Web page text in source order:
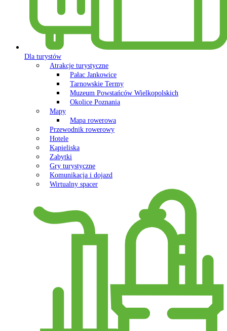
Dla turystów
Atrakcje turystyczne
Pałac Jankowice
Tarnowskie Termy
Muzeum Powstańców Wielkopolskich
Okolice Poznania
Mapy
Mapa rowerowa
Przewodnik rowerowy
Hotele
Kąpieliska
Zabytki
Gry turystyczne
Komunikacja i dojazd
Wirtualny spacer